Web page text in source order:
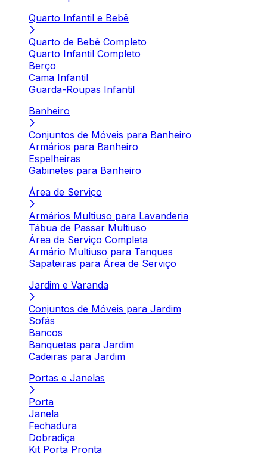
Quarto Infantil e Bebê
Quarto de Bebê Completo
Quarto Infantil Completo
Berço
Cama Infantil
Guarda-Roupas Infantil
Banheiro
Conjuntos de Móveis para Banheiro
Armários para Banheiro
Espelheiras
Gabinetes para Banheiro
Área de Serviço
Armários Multiuso para Lavanderia
Tábua de Passar Multiuso
Área de Serviço Completa
Armário Multiuso para Tanques
Sapateiras para Área de Serviço
Jardim e Varanda
Conjuntos de Móveis para Jardim
Sofás
Bancos
Banquetas para Jardim
Cadeiras para Jardim
Portas e Janelas
Porta
Janela
Fechadura
Dobradiça
Kit Porta Pronta